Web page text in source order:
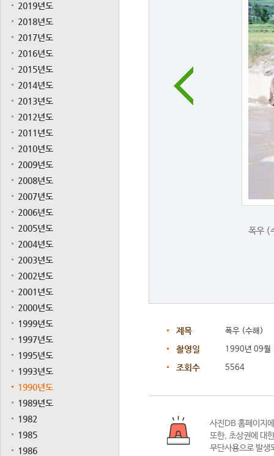
2019년도
2018년도
2017년도
2016년도
2015년도
2014년도
2013년도
2012년도
2011년도
2010년도
2009년도
2008년도
2007년도
2006년도
2005년도
2004년도
2003년도
2002년도
2001년도
2000년도
1999년도
1997년도
1995년도
1993년도
1990년도
1989년도
1982
1985
1986
폭우 (
제목 폭우 (수해)
촬영일 1990년 09월
조회수 5564
사진DB 홈페이지
또한, 초상권에 대
무단사용으로 발생